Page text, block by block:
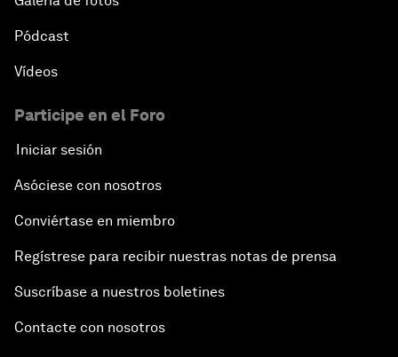
Pódcast
Vídeos
Participe en el Foro
Iniciar sesión
Asóciese con nosotros
Conviértase en miembro
Regístrese para recibir nuestras notas de prensa
Suscríbase a nuestros boletines
Contacte con nosotros